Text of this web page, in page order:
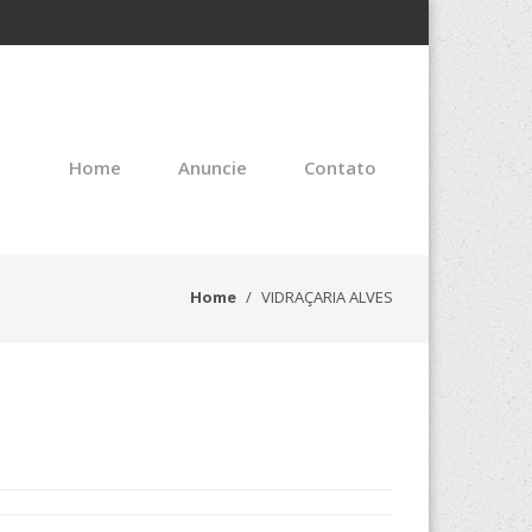
Home Anuncie Contato
Home VIDRAÇARIA ALVES